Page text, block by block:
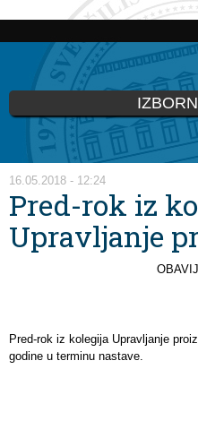
Skip to
content
You are here
16.05.2018 - 12:24
Pred-rok iz
Upravljanje
Pred-rok iz kolegija Upravljanje
godine u terminu nastave.